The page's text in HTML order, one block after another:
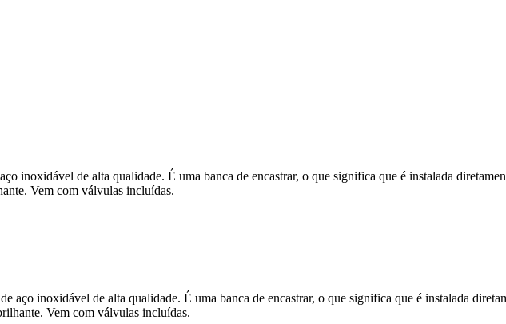
inoxidável de alta qualidade. É uma banca de encastrar, o que significa que é instalada
Vem com válvulas incluídas.
aço inoxidável de alta qualidade. É uma banca de encastrar, o que significa que é instalada
Vem com válvulas incluídas.